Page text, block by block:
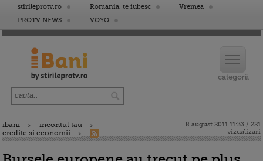
stirileprotv.ro Romania, te iubesc
Vremea
PROTV NEWS
VOYO
ibani
incontul tau
credite si economii
8 august 2011 11:33 / 221
vizualizari